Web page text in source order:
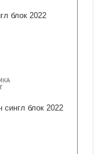
блок 2022
блок 2022